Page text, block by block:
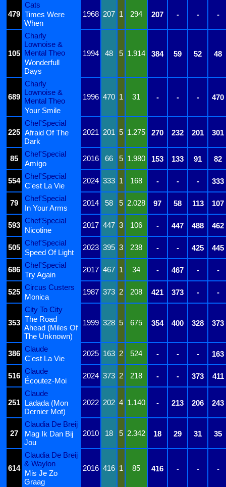
479
Cats
1968 207 1 294 207 - - -
Times Were
When
105
Charly
Lownoise &
Mental Theo
1994 48 5 1.914 384 59 52
48
Wonderfull
Days
689
Charly
Lownoise &
Mental Theo
1996 470 1 31 - - -
470
Your Smile
225
Chef'Special
2021 201 5 1.275 270 232 201 301
Afraid Of The
Dark
85
Chef'Special
2016 66 5 1.980 153 133 91 82
Amígo
554
Chef'Special
2024 333 1 168 - - - 333
C'est La Vie
79
Chef'Special
2014 58 5 2.028 97 58 113 107
In Your Arms
593
Chef'Special
2017 447 3 106 - 447 488 462
Nicotine
505
Chef'Special
2023 395 3 238 - - 425 445
Speed Of Light
686
Chef'Special
2017 467 1 34 - 467 - -
Try Again
525
Circus Custers
1987 373 2 208 421 373 - -
Monica
353
City To City
1999 328 5 675 354 400 328 373
The Road
Ahead (Miles Of
The Unknown)
386
Claude
2025 163 2 524 - - - 163
C'est La Vie
516
Claude
2024 373 2 218 - - 373 411
Écoutez-Moi
251
Claude
2022 202 4 1.140 - 213 206 243
Ladada (Mon
Dernier Mot)
27
Claudia De Breij
2010
18 5 2.342 18 29 31 35
Mag Ik Dan Bij
Jou
614
Claudia De Breij
& Waylon
2016 416 1 85 416 - - -
Mis Je Zo
Graag